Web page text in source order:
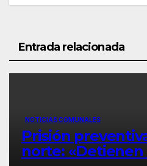
Entrada relacionada
NOTICIAS COMUNALES
Prisión
norte: